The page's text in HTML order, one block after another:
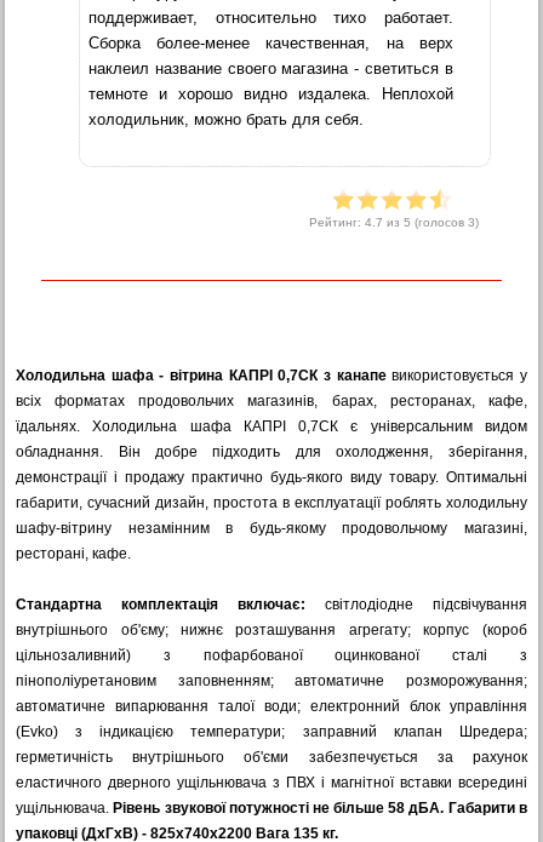
поддерживает, относительно тихо работает.
Сборка более-менее качественная, на верх
наклеил название своего магазина - светиться в
темноте и хорошо видно издалека. Неплохой
холодильник, можно брать для себя.
Рейтинг: 4.7 из 5 (голосов 3)
Холодильна шафа - вітрина КАПРІ 0,7СК з канапевикористовується у
всіх форматах продовольчих магазинів, барах, ресторанах, кафе,
їдальнях. Холодильна шафа КАПРІ 0,7СК є універсальним видом
обладнання. Він добре підходить для охолодження, зберігання,
демонстрації і продажу практично будь-якого виду товару. Оптимальні
габарити, сучасний дизайн, простота в експлуатації роблять холодильну
шафу-вітрину незамінним в будь-якому продовольчому магазині,
ресторані, кафе.
Стандартна комплектація включає: світлодіодне підсвічування
внутрішнього об'єму; нижнє розташування агрегату; корпус (короб
цільнозаливний) з пофарбованої оцинкованої сталі з
пінополіуретановим заповненням; автоматичне розморожування;
автоматичне випарювання талої води; електронний блок управління
(Evko) з індикацією температури; заправний клапан Шредера;
герметичність внутрішнього об'єми забезпечується за рахунок
еластичного дверного ущільнювача з ПВХ і магнітної вставки всередині
ущільнювача. Рівень звукової потужності не більше 58 дБА. Габарити в
упаковці (ДхГхВ) - 825х740х2200 Вага 135 кг.